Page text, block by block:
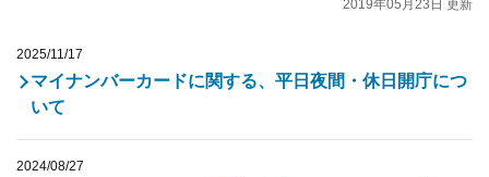
2019年05月23日 更新
マイナンバーカードに関する、平日夜間・休日開庁につ
いて
2025/11/17
2024/08/27